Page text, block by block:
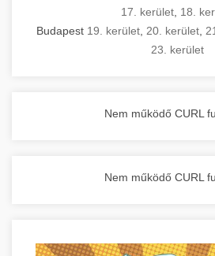
17. kerület 18.
Budapest 19. kerület 20. kerület
23. kerület
Nem működő CURL
Nem működő CURL